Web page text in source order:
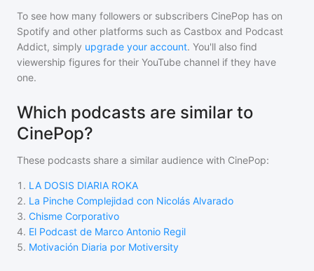
To see how many followers or subscribers CinePop has on
Spotify and other platforms such as Castbox and Podcast
Addict, simply upgrade your account. You'll also find
viewership figures for their YouTube channel if they have
one.
Which podcasts are similar to
CinePop?
These podcasts share a similar audience with CinePop:
1 . LA DOSIS DIARIA ROKA
2. La Pinche Complejidad con Nicolás Alvarado
3. Chisme Corporativo
4. El Podcast de Marco Antonio Regil
5. Motivación Diaria por Motiversity